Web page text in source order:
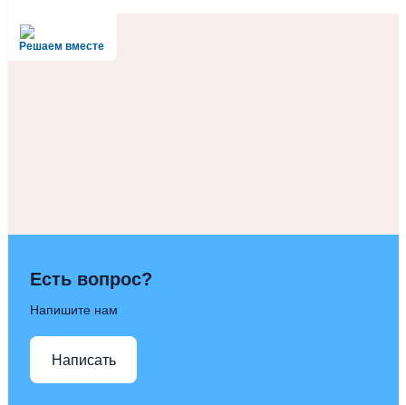
Решаем вместе
Есть вопрос?
Напишите нам
Написать